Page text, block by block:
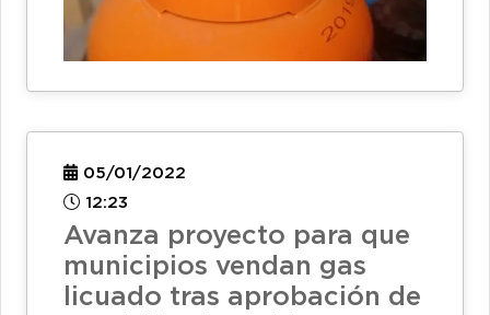
05/01/2022
12:23
Avanza proyecto para que
municipios vendan gas
licuado tras aprobación de